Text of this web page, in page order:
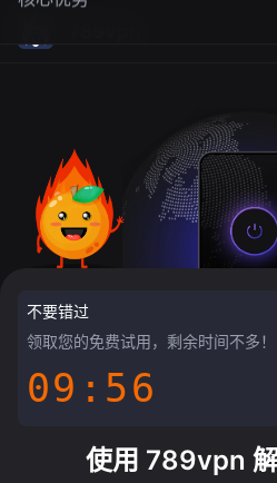
不要错过
领取您的免费试用，剩余时间不多！
09:55
使用 789vpn